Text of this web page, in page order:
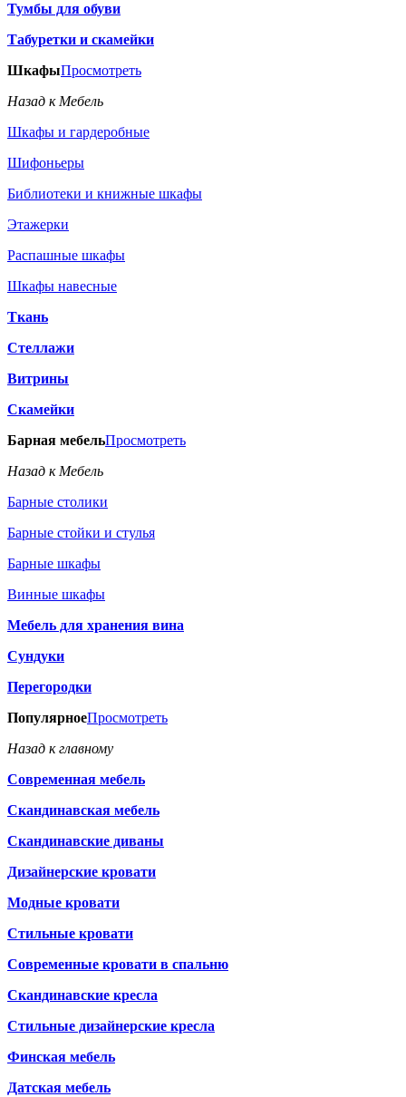
Тумбы для обуви
Табуретки и скамейки
ШкафыПросмотреть
Назад к Мебель
Шкафы и гардеробные
Шифоньеры
Библиотеки и книжные шкафы
Этажерки
Распашные шкафы
Шкафы навесные
Ткань
Стеллажи
Витрины
Скамейки
Барная мебельПросмотреть
Назад к Мебель
Барные столики
Барные стойки и стулья
Барные шкафы
Винные шкафы
Мебель для хранения вина
Сундуки
Перегородки
ПопулярноеПросмотреть
Назад к главному
Современная мебель
Скандинавская мебель
Скандинавские диваны
Дизайнерские кровати
Модные кровати
Стильные кровати
Современные кровати в спальню
Скандинавские кресла
Стильные дизайнерские кресла
Финская мебель
Датская мебель